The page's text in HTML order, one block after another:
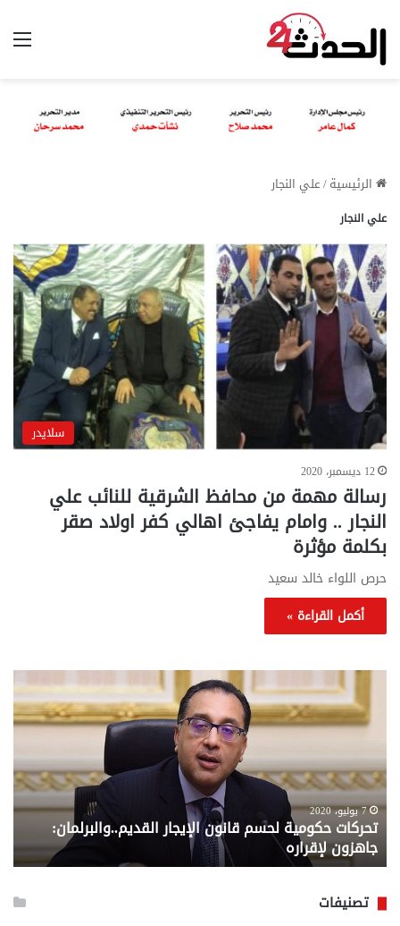
الرئيسية/علي النجار
علي النجار
سلايدر
12 ديسمبر، 2020
رسالة مهمة من محافظ الشرقية للنائب علي
النجار .. وامام يفاجئ اهالي كفر اولاد صقر
بكلمة مؤثرة
حرص اللواء خالد سعيد
أكمل القراءة »
تحركات
حكومية
لحسم
قانون
القديم..والبرلمان:
جاهزون
لإقراره
7 يوليو، 2020
تحركات حكومية لحسم قانون الإيجار القديم..والبرلمان:
جاهزون لإقراره
..
من
تصنيفات